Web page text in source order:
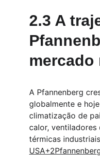
2.3 A
mercado
A Pfannenberg
globalmente e
climatização de
calor,
térmicas